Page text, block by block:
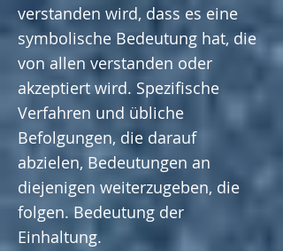
verstanden wird, dass es eine
symbolische Bedeutung hat, die
von allen verstanden oder
akzeptiert wird. Spezifische
Verfahren und übliche
Befolgungen, die darauf
abzielen, Bedeutungen an
diejenigen weiterzugeben, die
folgen. Bedeutung der
Einhaltung.